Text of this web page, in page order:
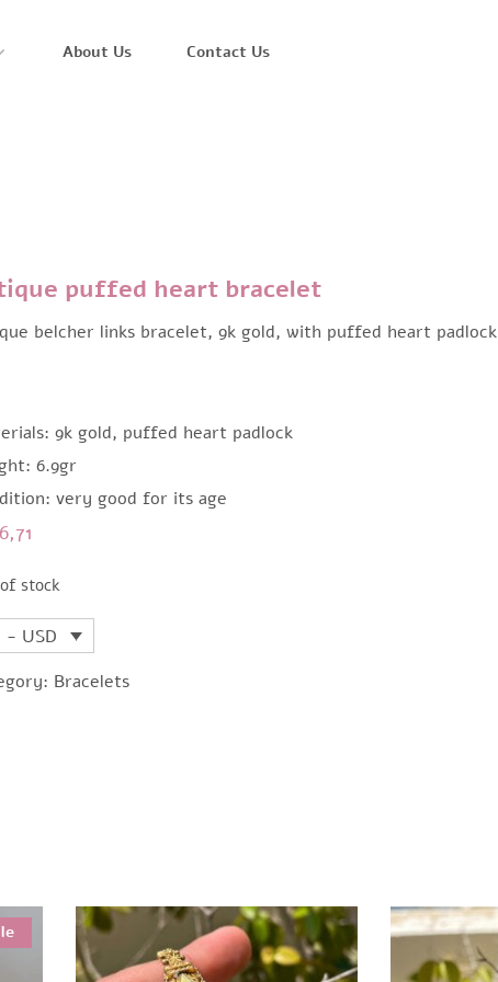
About Us Contact Us
puffed heart bracelet
belcher links bracelet, 9k gold, with puffed heart padlock
9k gold, puffed heart padlock
6.9gr
very good for its age
stock
- USD
Bracelets